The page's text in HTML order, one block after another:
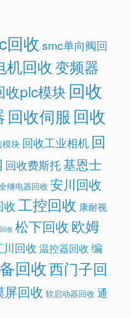
回收 smc单向阀回
机回收变频器
收plc模块 回收
回收伺服 回收
模块 回收工业相机 回
回收费斯托基恩士
继电器回收 安川回收
收工控回收 康耐视
收 松下回收欧姆
川回收 温控器回收 编
回收西门子回
屏回收 软启动器回收 通